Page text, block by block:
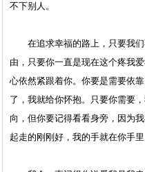
不下别人。
在追求幸福的路上，只要我们
由，只要你一直是现在这个疼我
心依然紧跟着你。你要是需要依
了，我就给你怀抱。只要你需要
向，但你要记得看看身旁，因为
起走的刚刚好，我的手就在你手里